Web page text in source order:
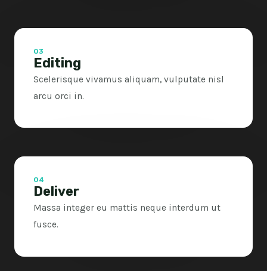
03
Editing
Scelerisque vivamus aliquam, vulputate nisl
arcu orci in.
04
Deliver
Massa integer eu mattis neque interdum ut
fusce.